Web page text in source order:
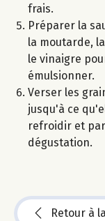
frais.
Préparer la
la moutarde,
le vinaigre
émulsionner.
Verser les
jusqu'à ce
refroidir et
dégustation.
Retour à